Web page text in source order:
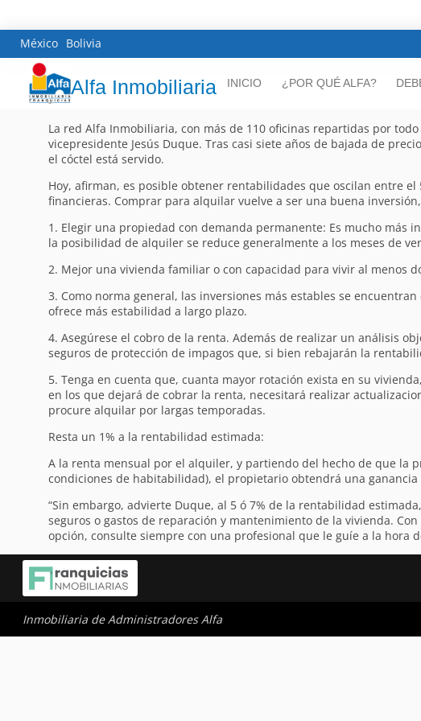
México Bolivia
Alfa Inmobiliaria INICIO ¿POR QUÉ ALFA?
La red Alfa Inmobiliaria, con más de 110 oficinas repartidas por
vicepresidente Jesús Duque. Tras casi siete años de bajada de
el cóctel está servido.
Hoy, afirman, es posible obtener rentabilidades que oscilan entre
financieras. Comprar para alquilar vuelve a ser una buena
1. Elegir una propiedad con demanda permanente: Es mucho
la posibilidad de alquiler se reduce generalmente a los meses de
2. Mejor una vivienda familiar o con capacidad para vivir al menos
3. Como norma general, las inversiones más estables se
ofrece más estabilidad a largo plazo.
4. Asegúrese el cobro de la renta. Además de realizar un análisis
seguros de protección de impagos que, si bien rebajarán la
5. Tenga en cuenta que, cuanta mayor rotación exista en su
en los que dejará de cobrar la renta, necesitará realizar
procure alquilar por largas temporadas.
Resta un 1% a la rentabilidad estimada:
A la renta mensual por el alquiler, y partiendo del hecho de que la
condiciones de habitabilidad), el propietario obtendrá una
“Sin embargo, advierte Duque, al 5 ó 7% de la rentabilidad
seguros o gastos de reparación y mantenimiento de la vivienda.
opción, consulte siempre con una profesional que le guíe a la hora
Inmobiliaria de Administradores Alfa